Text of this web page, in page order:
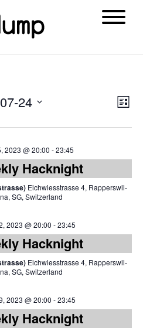
24
2023 @ 20:00 -23:45
Hacknight
Eichwiesstrasse 4, Rapperswil-
SG, Switzerland
2023 @ 20:00 -23:45
Hacknight
Eichwiesstrasse 4, Rapperswil-
SG, Switzerland
2023 @ 20:00 -23:45
Hacknight